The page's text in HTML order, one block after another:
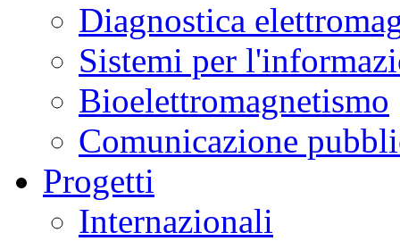
Diagnostica
Sistemi per
Bioelettromagnetismo
Comunicazione
Progetti
Internazionali